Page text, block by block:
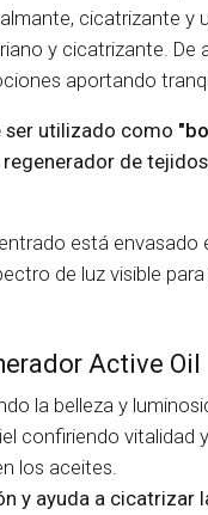
cicatrizante y
y cicatrizante. De
aportando
ser utilizado como
de
está envasado
de luz visible
Active Oil
la belleza y
confiriendo vitalidad
los aceites.
y ayuda a cicatrizar